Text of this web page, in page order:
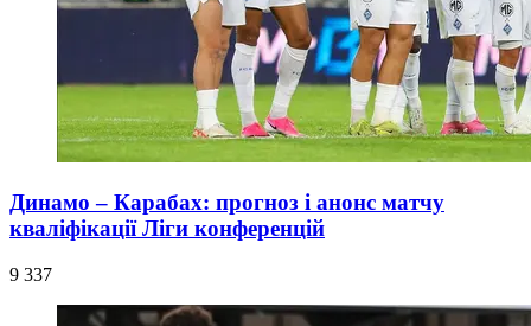
Динамо – Карабах: прогноз і анонс матчу
кваліфікації Ліги конференцій
9 337